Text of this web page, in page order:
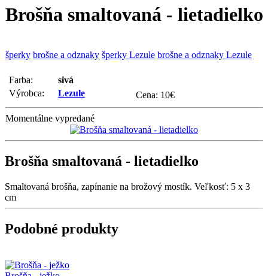
Brošňa smaltovaná - lietadielko
šperky brošne a odznaky šperky Lezule brošne a odznaky Lezule
Farba:
sivá
Výrobca:
Lezule Cena: 10€
Momentálne vypredané
Brošňa smaltovaná - lietadielko
Smaltovaná brošňa, zapínanie na brožový mostík. Veľkosť: 5 x 3
cm
Podobné produkty